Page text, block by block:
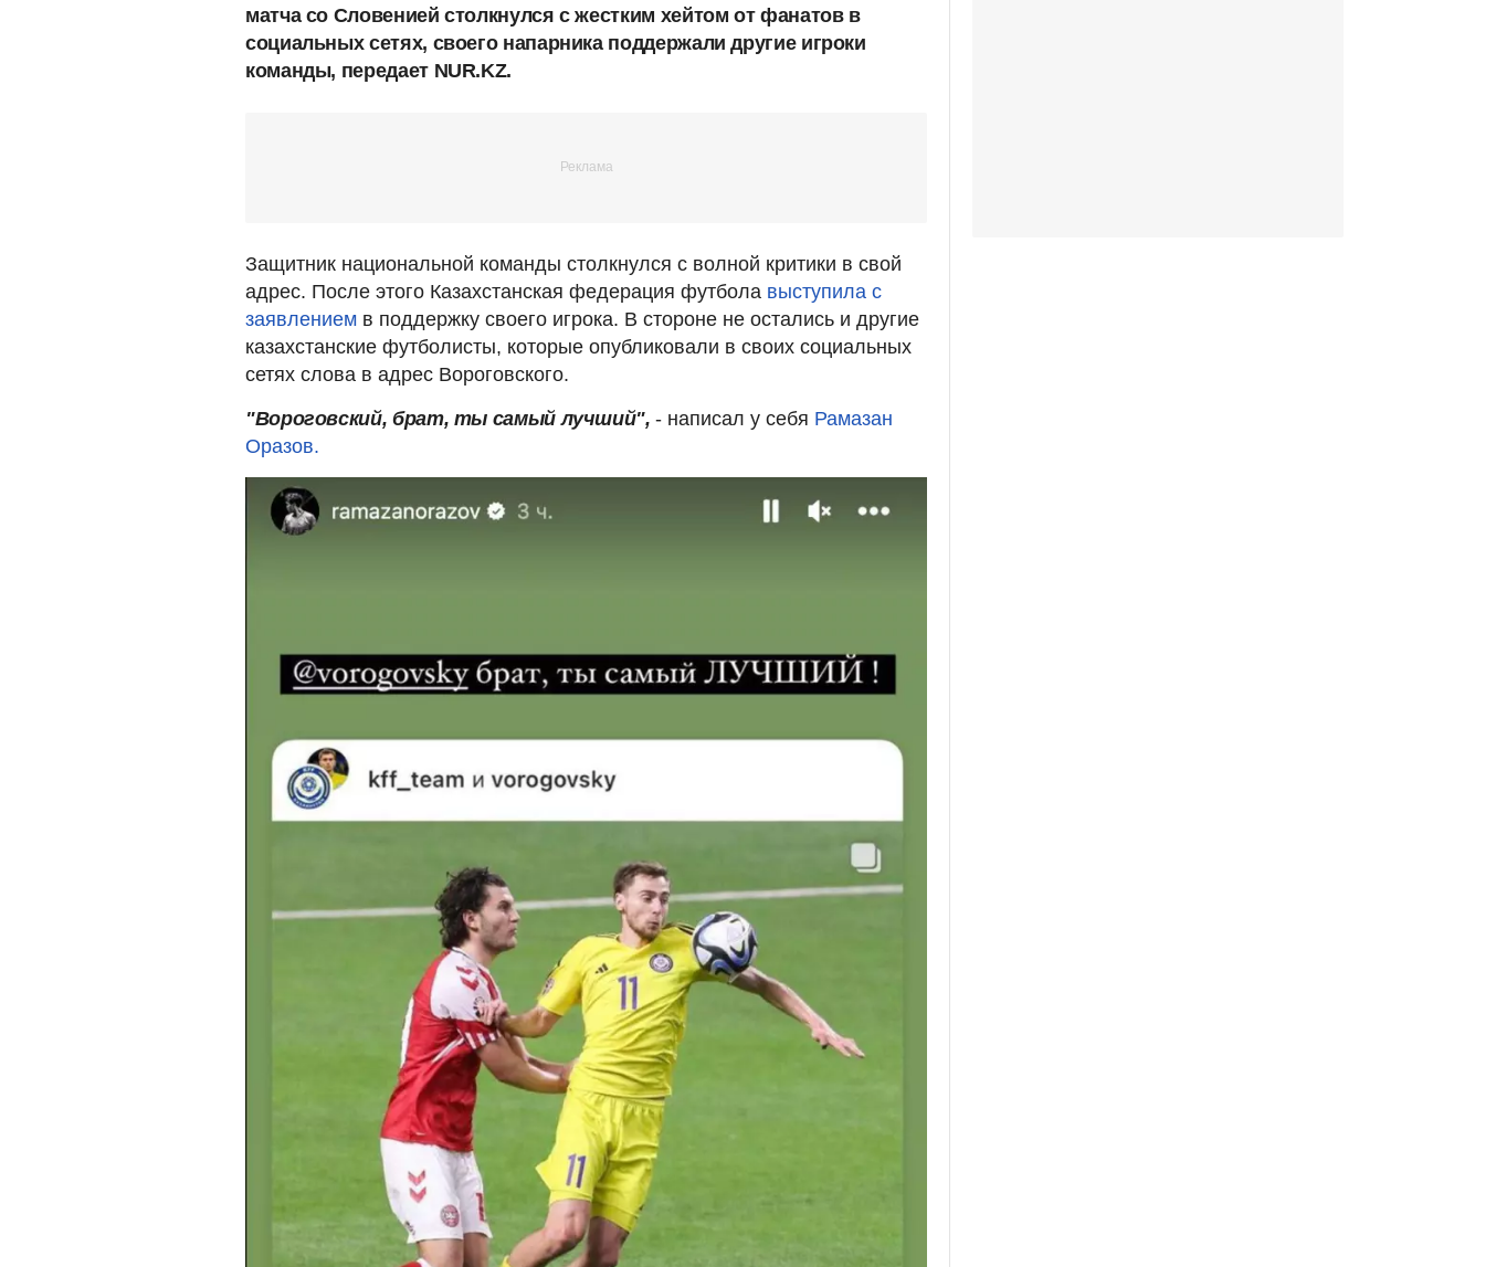
матча со Словенией столкнулся с жестким хейтом от фанатов в
социальных сетях, своего напарника поддержали другие игроки
команды, передает NUR.KZ.
Защитник национальной команды столкнулся с волной критики в свой
адрес. После этого Казахстанская федерация футбола выступила с
заявлением в поддержку своего игрока. В стороне не остались и другие
казахстанские футболисты, которые опубликовали в своих социальных
сетях слова в адрес Вороговского.
"Вороговский, брат, ты самый лучший",- написал у себя Рамазан
Оразов.